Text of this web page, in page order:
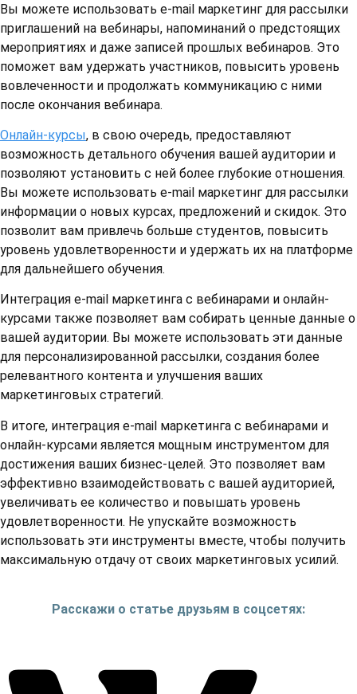
Вы можете использовать e-mail маркетинг для рассылки
приглашений на вебинары, напоминаний о предстоящих
мероприятиях и даже записей прошлых вебинаров. Это
поможет вам удержать участников, повысить уровень
вовлеченности и продолжать коммуникацию с ними
после окончания вебинара.
Онлайн-курсы, в свою очередь, предоставляют
возможность детального обучения вашей аудитории и
позволяют установить с ней более глубокие отношения.
Вы можете использовать e-mail маркетинг для рассылки
информации о новых курсах, предложений и скидок. Это
позволит вам привлечь больше студентов, повысить
уровень удовлетворенности и удержать их на платформе
для дальнейшего обучения.
Интеграция e-mail маркетинга с вебинарами и онлайн-
курсами также позволяет вам собирать ценные данные о
вашей аудитории. Вы можете использовать эти данные
для персонализированной рассылки, создания более
релевантного контента и улучшения ваших
маркетинговых стратегий.
В итоге, интеграция e-mail маркетинга с вебинарами и
онлайн-курсами является мощным инструментом для
достижения ваших бизнес-целей. Это позволяет вам
эффективно взаимодействовать с вашей аудиторией,
увеличивать ее количество и повышать уровень
удовлетворенности. Не упускайте возможность
использовать эти инструменты вместе, чтобы получить
максимальную отдачу от своих маркетинговых усилий.
Расскажи о статье друзьям в соцсетях: